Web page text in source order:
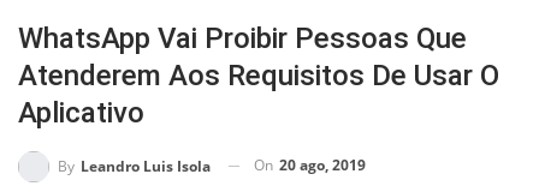
WhatsApp Vai Proibir Pessoas Que
Atenderem Aos Requisitos De Usar O
Aplicativo
By Leandro Luis Isola On 20 ago, 2019